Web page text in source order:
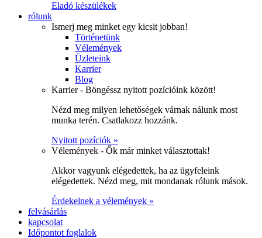
Eladó készülékek
rólunk
Ismerj meg minket egy kicsit jobban!
Történetünk
Vélemények
Üzleteink
Karrier
Blog
Karrier - Böngéssz nyitott pozícióink között!
Nézd meg milyen lehetőségek várnak nálunk most
munka terén. Csatlakozz hozzánk.
Nyitott pozíciók »
Vélemények - Ők már minket választottak!
Akkor vagyunk elégedettek, ha az ügyfeleink
elégedettek. Nézd meg, mit mondanak rólunk mások.
Érdekelnek a vélemények »
felvásárlás
kapcsolat
Időpontot foglalok